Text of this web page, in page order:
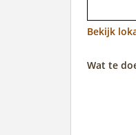
Bekijk
Wat te